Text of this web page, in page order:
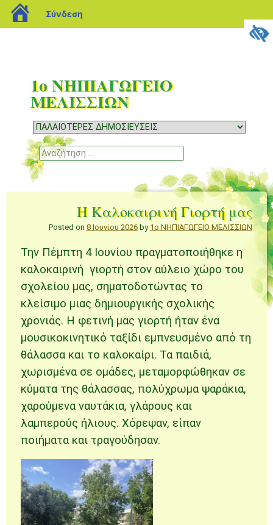
1ο ΝΗΠΙΑΓΩΓΕΙΟ
ΜΕΛΙΣΣΙΩΝ
Μενού
Μετάβαση
σε
περιεχόμενο
Αναζήτηση
Η Καλοκαιρινή Γιορτή μας
Posted on 8 Ιουνίου 2026by 1ο ΝΗΠΙΑΓΩΓΕΙΟ ΜΕΛΙΣΣΙΩΝ
Την Πέμπτη 4 Ιουνίου πραγματοποιήθηκε η
καλοκαιρινή γιορτή στον αύλειο χώρο του
σχολείου μας, σηματοδοτώντας το
κλείσιμο μιας δημιουργικής σχολικής
χρονιάς. Η φετινή μας γιορτή ήταν ένα
μουσικοκινητικό ταξίδι εμπνευσμένο από τη
θάλασσα και το καλοκαίρι. Τα παιδιά,
χωρισμένα σε ομάδες, μεταμορφώθηκαν σε
κύματα της θάλασσας, πολύχρωμα ψαράκια,
χαρούμενα ναυτάκια, γλάρους και
λαμπερούς ήλιους. Χόρεψαν, είπαν
ποιήματα και τραγούδησαν.
blogs.sch.gr
Σύνδεση